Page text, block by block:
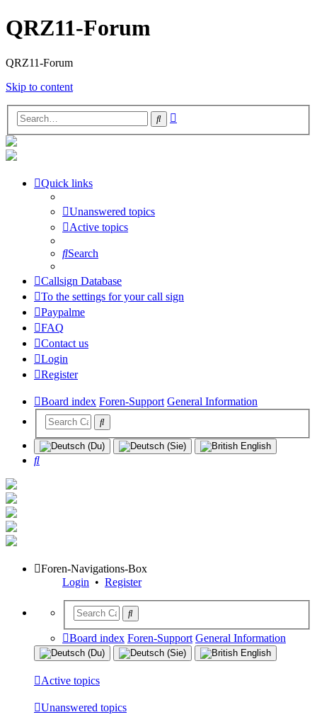
QRZ11-Forum
QRZ11-Forum
Skip to content
Search
Quick links
Unanswered topics
Active topics
Search
Callsign Database
To the settings for your call sign
Paypalme
FAQ
Contact us
Login
Register
Board index Foren-Support General Information
Search
Foren-Navigations-Box
Login • Register
Board index Foren-Support General Information
Active topics
Unanswered topics